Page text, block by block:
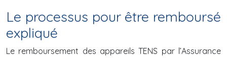
Le processus pour être remboursé
expliqué
Le remboursement des appareils TENS par l’Assurance